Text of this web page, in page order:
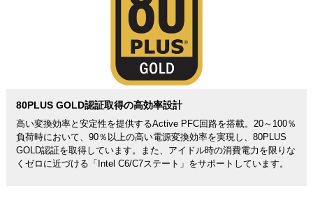
80PLUS GOLD認証取得の高効率設計
高い変換効率と安定性を提供するActive PFC回路を搭載。20～100％
負荷時において、90％以上の高い電源変換効率を実現し、80PLUS
GOLD認証を取得しています。また、アイドル時の消費電力を限りな
くゼロに近づける「Intel C6/C7ステート」をサポートしています。